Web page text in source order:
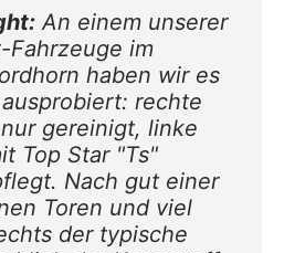
An einem unserer
Fahrzeuge im
haben wir es
rechte
gereinigt, linke
Top Star "Ts"
Nach gut einer
Toren und viel
der typische